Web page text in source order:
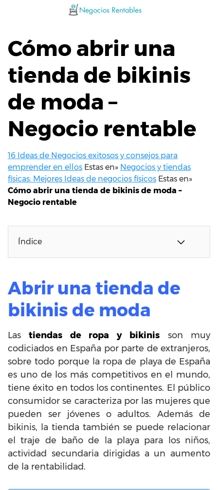
Cómo abrir una
tienda de bikinis
de moda –
Negocio rentable
16 Ideas de Negocios exitosos y consejos para
emprender en ellos Estas en» Negocios y tiendas
físicas: Mejores Ideas de negocios físicos Estas en»
Cómo abrir una tienda de bikinis de moda –
Negocio rentable
Índice
Abrir una tienda de
bikinis de moda
Lastiendas de ropa y bikinis son muy
codiciados en España por parte de extranjeros,
sobre todo porque la ropa de playa de España
es uno de los más competitivos en el mundo,
tiene éxito en todos los continentes. El público
consumidor se caracteriza por las mujeres que
pueden ser jóvenes o adultos. Además de
bikinis, la tienda también se puede relacionar
el traje de baño de la playa para los niños,
actividad secundaria dirigidas a un aumento
de la rentabilidad.